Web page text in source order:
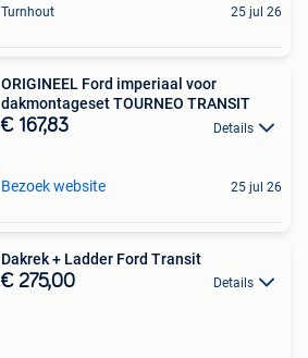
Turnhout 25 jul 26
ORIGINEEL Ford imperiaal voor
dakmontageset TOURNEO TRANSIT
€ 167,83 Details
Bezoek website 25 jul 26
Dakrek + Ladder Ford Transit
€ 275,00 Details